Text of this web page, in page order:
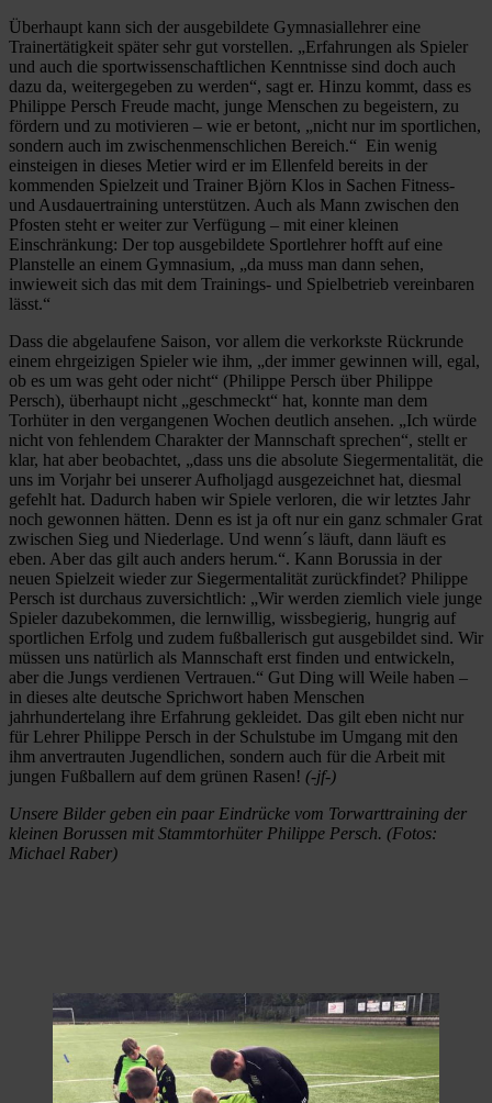
Überhaupt kann sich der ausgebildete Gymnasiallehrer eine
Trainertätigkeit später sehr gut vorstellen. „Erfahrungen als Spieler
und auch die sportwissenschaftlichen Kenntnisse sind doch auch
dazu da, weitergegeben zu werden“, sagt er. Hinzu kommt, dass es
Philippe Persch Freude macht, junge Menschen zu begeistern, zu
fördern und zu motivieren – wie er betont, „nicht nur im sportlichen,
sondern auch im zwischenmenschlichen Bereich.“ Ein wenig
einsteigen in dieses Metier wird er im Ellenfeld bereits in der
kommenden Spielzeit und Trainer Björn Klos in Sachen Fitness-
und Ausdauertraining unterstützen. Auch als Mann zwischen den
Pfosten steht er weiter zur Verfügung – mit einer kleinen
Einschränkung: Der top ausgebildete Sportlehrer hofft auf eine
Planstelle an einem Gymnasium, „da muss man dann sehen,
inwieweit sich das mit dem Trainings- und Spielbetrieb vereinbaren
lässt.“
Dass die abgelaufene Saison, vor allem die verkorkste Rückrunde
einem ehrgeizigen Spieler wie ihm, „der immer gewinnen will, egal,
ob es um was geht oder nicht“ (Philippe Persch über Philippe
Persch), überhaupt nicht „geschmeckt“ hat, konnte man dem
Torhüter in den vergangenen Wochen deutlich ansehen. „Ich würde
nicht von fehlendem Charakter der Mannschaft sprechen“, stellt er
klar, hat aber beobachtet, „dass uns die absolute Siegermentalität, die
uns im Vorjahr bei unserer Aufholjagd ausgezeichnet hat, diesmal
gefehlt hat. Dadurch haben wir Spiele verloren, die wir letztes Jahr
noch gewonnen hätten. Denn es ist ja oft nur ein ganz schmaler Grat
zwischen Sieg und Niederlage. Und wenn´s läuft, dann läuft es
eben. Aber das gilt auch anders herum.“. Kann Borussia in der
neuen Spielzeit wieder zur Siegermentalität zurückfindet? Philippe
Persch ist durchaus zuversichtlich: „Wir werden ziemlich viele junge
Spieler dazubekommen, die lernwillig, wissbegierig, hungrig auf
sportlichen Erfolg und zudem fußballerisch gut ausgebildet sind. Wir
müssen uns natürlich als Mannschaft erst finden und entwickeln,
aber die Jungs verdienen Vertrauen.“ Gut Ding will Weile haben –
in dieses alte deutsche Sprichwort haben Menschen
jahrhundertelang ihre Erfahrung gekleidet. Das gilt eben nicht nur
für Lehrer Philippe Persch in der Schulstube im Umgang mit den
ihm anvertrauten Jugendlichen, sondern auch für die Arbeit mit
jungen Fußballern auf dem grünen Rasen! (-jf-)
Unsere Bilder geben ein paar Eindrücke vom Torwarttraining der
kleinen Borussen mit Stammtorhüter Philippe Persch. (Fotos:
Michael Raber)